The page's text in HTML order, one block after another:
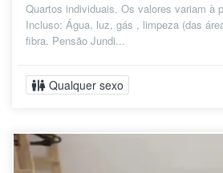
Quartos individuais. Os valores variam à
Incluso: Água, luz, gás , limpeza (das
fibra. Pensão Jundi...
Qualquer sexo